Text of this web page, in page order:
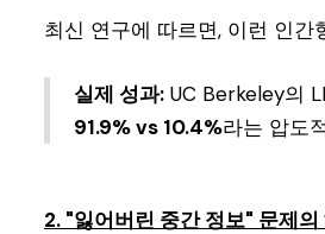
최신 연구에 따르면, 이런 인
실제 성과: UC Berkeley의
91.9% vs 10.4%라는 압도
2. "잃어버린 중간 정보" 문제의